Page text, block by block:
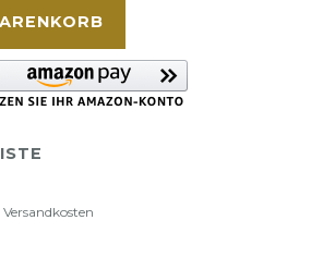
Versandkosten